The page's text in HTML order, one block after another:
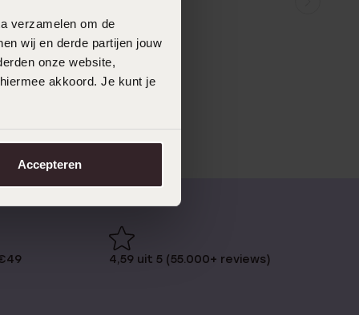
verzamelen om de
wij en derde partijen jouw
onze website,
akkoord. Je kunt je
Accepteren
4,59 uit 5 (55.000+ reviews)